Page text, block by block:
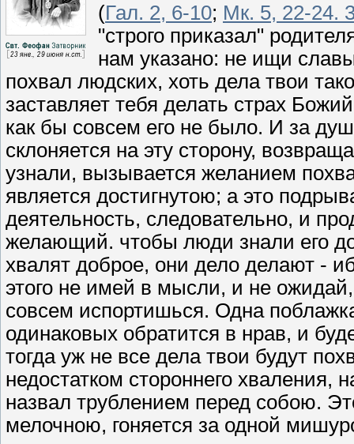
(Гал. 2, 6-10; Мк. 5, 22-24.
"строго приказал"
нам указано: не ищи
похвал людских, хоть дела твои
заставляет тебя делать страх
как бы совсем его не было. И за
склоняется на эту сторону,
узнали, вызывается желанием
является достигнутою; а это
деятельность, следовательно, и
желающий. чтобы люди знали его
хвалят доброе, они дело делают -
этого не имей в мысли, и не
совсем испортишься. Одна
одинаковых обратится в нрав, и
тогда уж не все дела твои будут
недостатком стороннего хваления,
назвал трублением перед собою.
мелочною, гоняется за одной